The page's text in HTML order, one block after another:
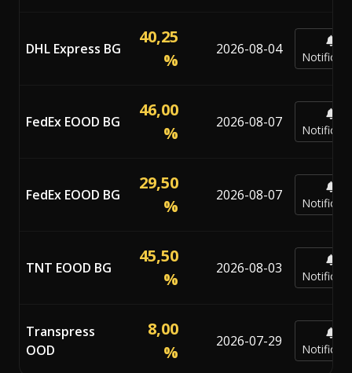
DHL Express BG
40,25
%
2026-08-04
FedEx EOOD BG
46,00
%
2026-08-07
FedEx EOOD BG
29,50
%
2026-08-07
TNT EOOD BG
45,50
%
2026-08-03
Transpress
OOD
8,00
%
2026-07-29